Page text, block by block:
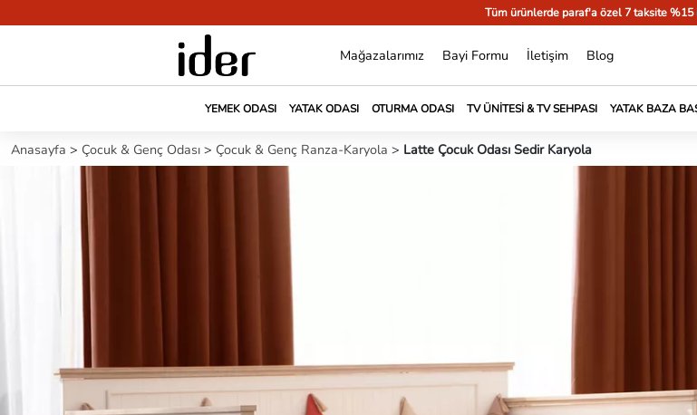
Tüm ürünlerde paraf'a özel 7 taksite %15
Mağazalarımız Bayi Formu İletişim Blog
YEMEK ODASI YATAK ODASI OTURMA ODASI TV ÜNITESI & TV SEHPASI YATAK BAZA
Anasayfa > Çocuk & Genç Odası > Çocuk & Genç Ranza-Karyola > Latte Çocuk Odası Sedir Karyola